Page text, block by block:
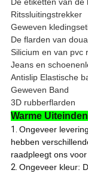
Ritssluitingstrekker
Geweven
De flarden van
Silicium en van pvc
Jeans en
Antislip Elastische
Geweven Band
3D rubberflarden
Warme
1. Ongeveer
hebben
raadpleegt ons
2. Ongeveer kleur: